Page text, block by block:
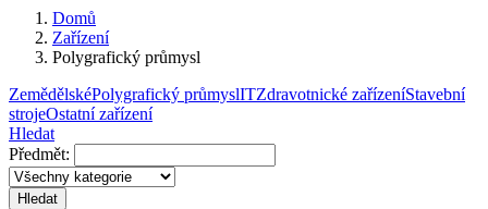
Domů
Zařízení
Polygrafický průmysl
ZemědělskéPolygrafický průmyslITZdravotnické zařízeníStavební
strojeOstatní zařízení
Hledat
Předmět:
Hledat